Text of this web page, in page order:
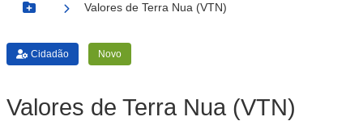
Botão Menu
Valores de Terra Nua (VTN)
Cidadão Novo
Valores de Terra Nua (VTN)